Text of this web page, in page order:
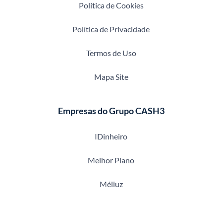
Política de Cookies
Política de Privacidade
Termos de Uso
Mapa Site
Empresas do Grupo CASH3
IDinheiro
Melhor Plano
Méliuz